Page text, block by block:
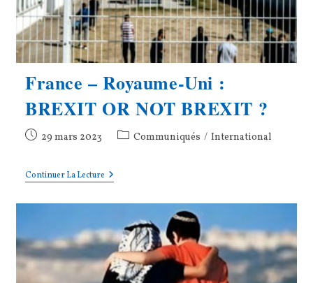
France – Royaume-Uni :
BREXIT OR NOT BREXIT ?
Publication
29 mars 2023
PostCommuniqués / International
Continuer La LectureFrance
–
BREXIT
OR
NOT
BREXIT
?